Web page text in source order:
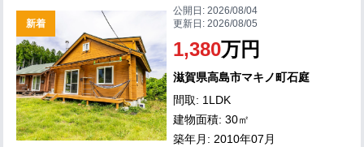
新着
公開日:2026/08/04
更新日:2026/08/05
1,380万円
滋賀県高島市マキノ町石庭
間取: 1LDK
建物面積: 30㎡
築年月: 2010年07月